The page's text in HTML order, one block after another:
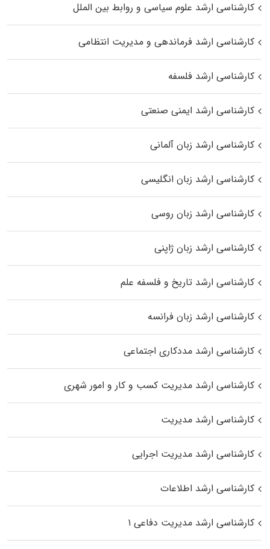
کارشناسی ارشد علوم سیاسی و روابط بین الملل
کارشناسی ارشد فرماندهی و مدیریت انتظامی
کارشناسی ارشد فلسفه
کارشناسی ارشد ایمنی صنعتی
کارشناسی ارشد زبان آلمانی
کارشناسی ارشد زبان انگلیسی
کارشناسی ارشد زبان روسی
کارشناسی ارشد زبان ژاپنی
کارشناسی ارشد تاریخ و فلسفه علم
کارشناسی ارشد زبان فرانسه
کارشناسی ارشد مددکاری اجتماعی
کارشناسی ارشد مدیریت کسب و کار و امور شهری
کارشناسی ارشد مدیریت
کارشناسی ارشد مدیریت اجرایی
کارشناسی ارشد اطلاعات
کارشناسی ارشد مدیریت دفاعی ۱